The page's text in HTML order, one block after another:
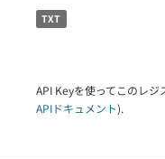
TXT
API Keyを使ってこのレ
APIドキュメント).